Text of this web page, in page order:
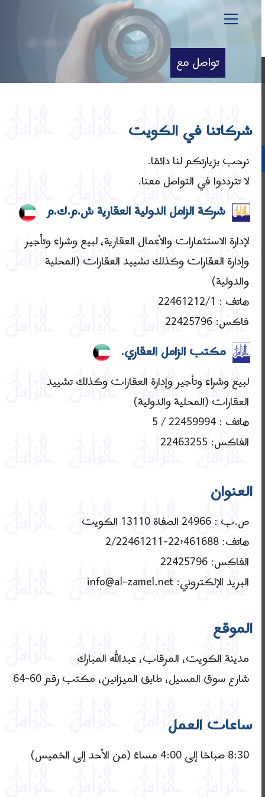
تواصل مع
شركاتنا في الكويت
نرحب بزيارتكم لنا دائمًا.
لا تترددوا في التواصل معنا.
شركة الزامل الدولية العقارية ش.م.ك.م
لإدارة الاستثمارات والأعمال العقارية، لبيع وشراء وتأجير
وإدارة العقارات وكذلك تشييد العقارات (المحلية
والدولية)
هاتف : 22461212/1
فاكس: 22425796
مكتب الزامل العقاري.
لبيع وشراء وتأجير وإدارة العقارات وكذلك تشييد
العقارات (المحلية والدولية)
هاتف : 22459994 / 5
الفاكس: 22463255
العنوان
ص.ب : 24966 الصفاة 13110 الكويت
هاتف: 22٬461688-2/22461211
الفاكس: 22425796
البريد الإلكتروني: info@al-zamel.net
الموقع
مدينة الكويت، المرقاب، عبدالله المبارك
شارع سوق المسيل، طابق الميزانين، مكتب رقم 60-64
ساعات العمل
8:30 صباحًا إلى 4:00 مساءً (من الأحد إلى الخميس)